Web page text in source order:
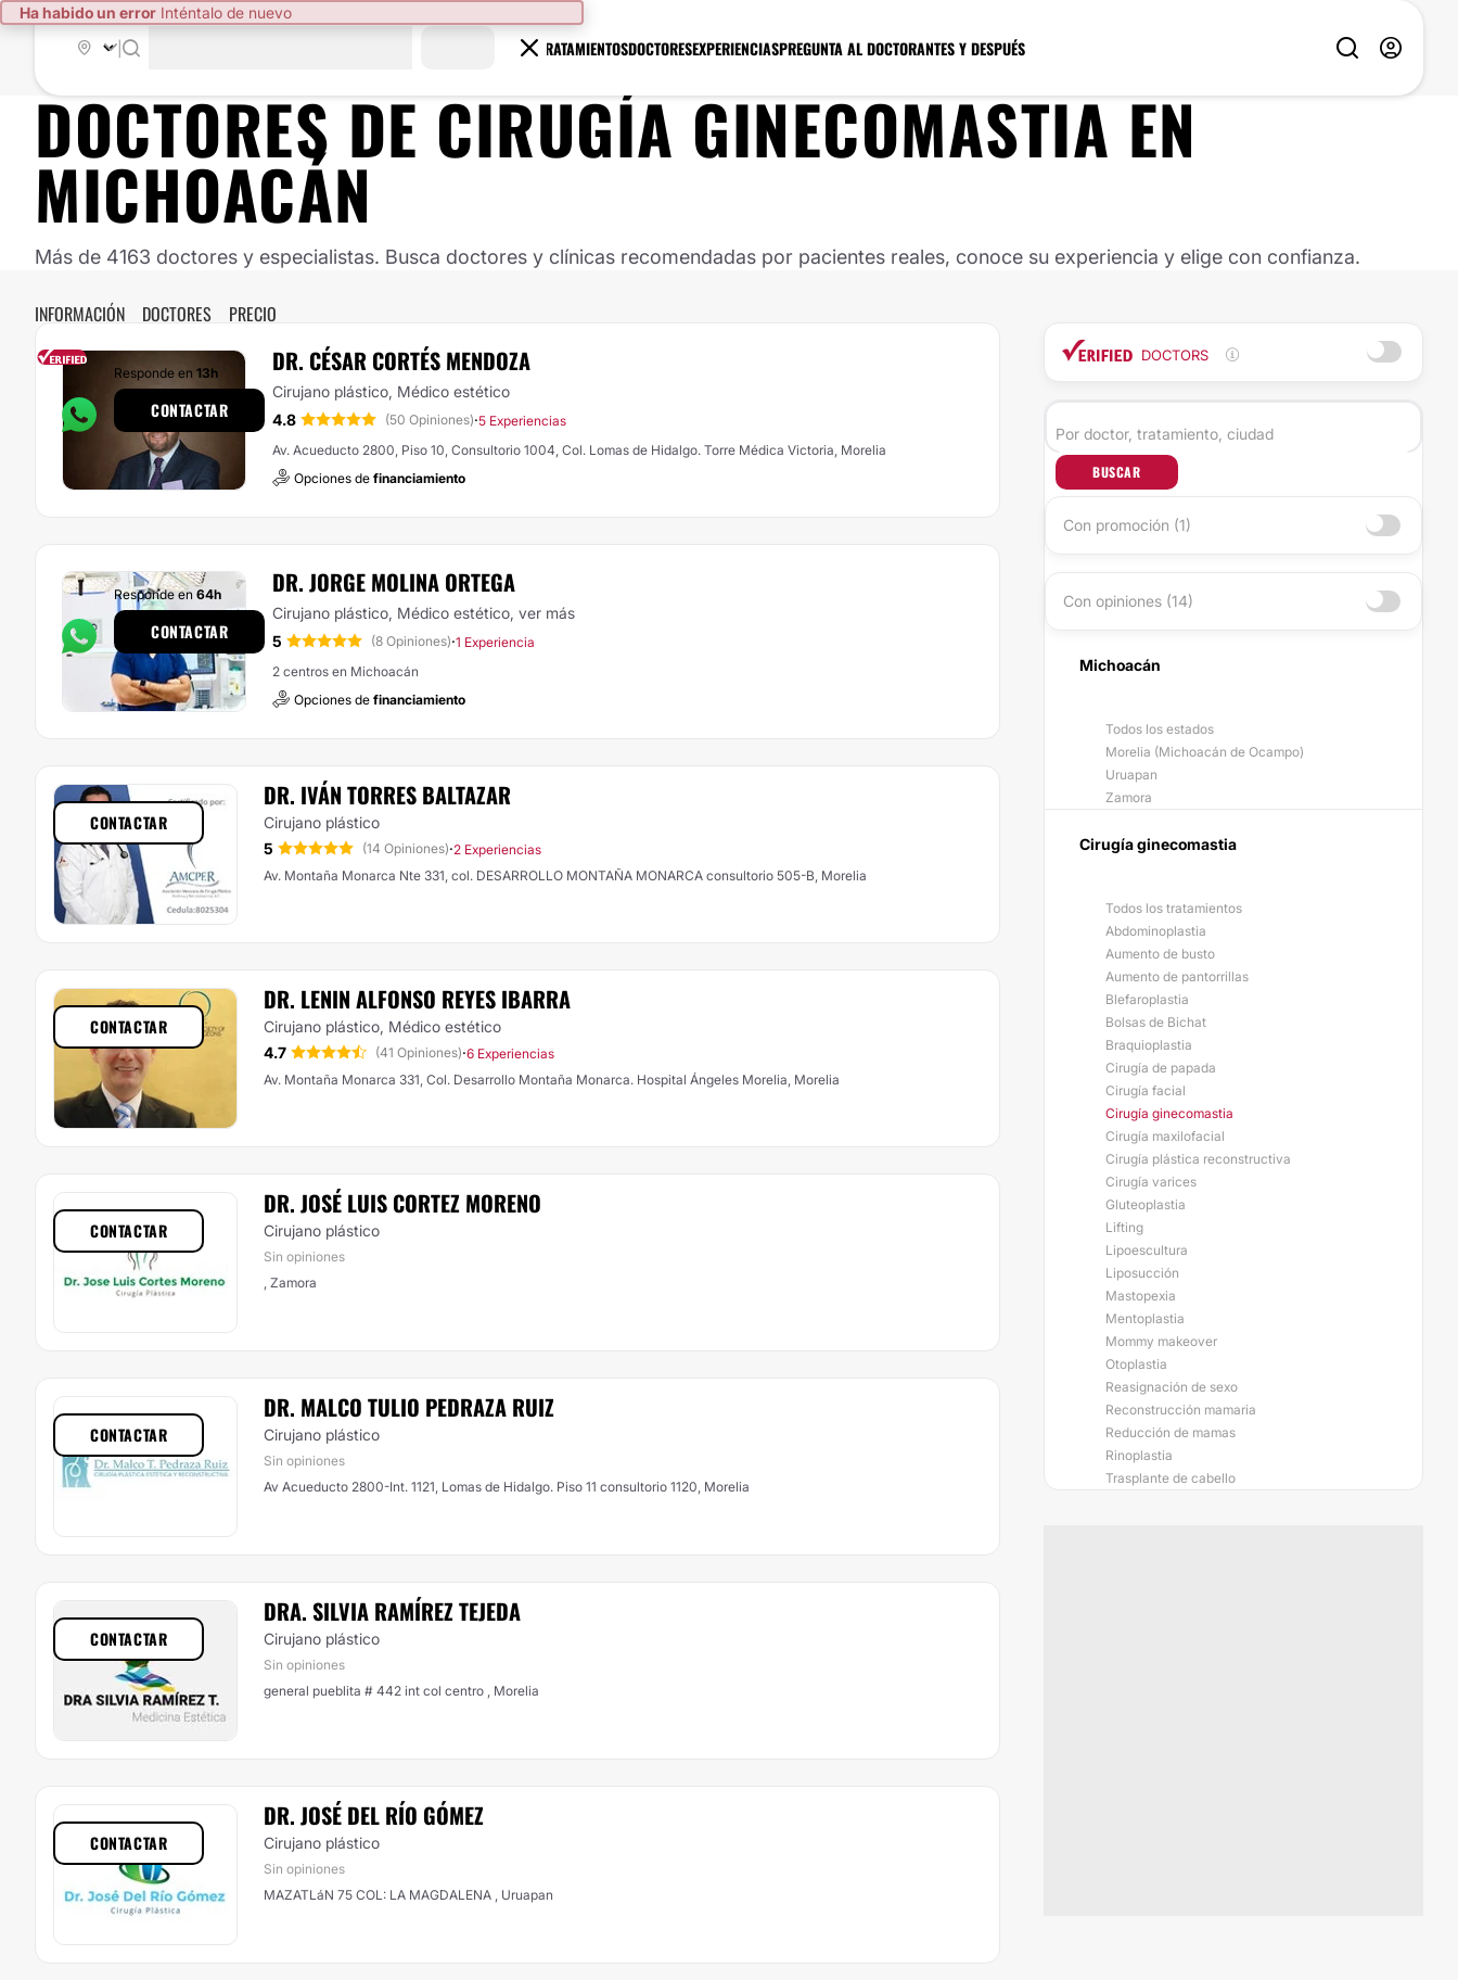
Ha habido un error Inténtalo de nuevo
TRATAMIENTOSDOCTORESEXPERIENCIASPREGUNTA AL DOCTORANTES Y DESPUÉS
DOCTORES DECIRUGÍA GINECOMASTIAEN
MICHOACÁN
Más de 4163 doctores y especialistas. Busca doctores y clínicas recomendadas por pacientes reales, conoce su experiencia y elige con confianza.
INFORMACIÓN DOCTORES PRECIO
DR. CÉSAR CORTÉS MENDOZA
Cirujano plástico, Médico estético
4.8
(50 Opiniones)·5 Experiencias
Av. Acueducto 2800, Piso 10, Consultorio 1004, Col. Lomas de Hidalgo. Torre Médica Victoria, Morelia
Opciones de financiamiento
Responde en 13h
CONTACTAR
DR. JORGE MOLINA ORTEGA
Cirujano plástico, Médico estético, ver más
5
(8 Opiniones)·1 Experiencia
2 centros en Michoacán
Opciones de financiamiento
Responde en 64h
CONTACTAR
DR. IVÁN TORRES BALTAZAR
Cirujano plástico
5
(14 Opiniones)·2 Experiencias
Av. Montaña Monarca Nte 331, col. DESARROLLO MONTAÑA MONARCA consultorio 505-B, Morelia
CONTACTAR
DR. LENIN ALFONSO REYES IBARRA
Cirujano plástico, Médico estético
4.7
(41 Opiniones)·6 Experiencias
Av. Montaña Monarca 331, Col. Desarrollo Montaña Monarca. Hospital Ángeles Morelia, Morelia
CONTACTAR
DR. JOSÉ LUIS CORTEZ MORENO
Cirujano plástico
Sin opiniones
, Zamora
CONTACTAR
DR. MALCO TULIO PEDRAZA RUIZ
Cirujano plástico
Sin opiniones
Av Acueducto 2800-Int. 1121, Lomas de Hidalgo. Piso 11 consultorio 1120, Morelia
CONTACTAR
DRA. SILVIA RAMÍREZ TEJEDA
Cirujano plástico
Sin opiniones
general pueblita # 442 int col centro , Morelia
CONTACTAR
DR. JOSÉ DEL RÍO GÓMEZ
Cirujano plástico
Sin opiniones
MAZATLáN 75 COL: LA MAGDALENA , Uruapan
CONTACTAR
DOCTORS
BUSCAR
Con promoción (1)
Con opiniones (14)
Michoacán
Todos los estados
Morelia (Michoacán de Ocampo)
Uruapan
Zamora
Cirugía ginecomastia
Todos los tratamientos
Abdominoplastia
Aumento de busto
Aumento de pantorrillas
Blefaroplastia
Bolsas de Bichat
Braquioplastia
Cirugía de papada
Cirugía facial
Cirugía ginecomastia
Cirugía maxilofacial
Cirugía plástica reconstructiva
Cirugía varices
Gluteoplastia
Lifting
Lipoescultura
Liposucción
Mastopexia
Mentoplastia
Mommy makeover
Otoplastia
Reasignación de sexo
Reconstrucción mamaria
Reducción de mamas
Rinoplastia
Trasplante de cabello